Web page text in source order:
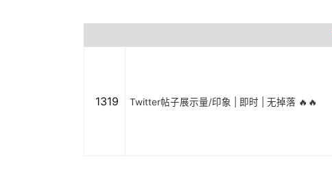
1319 Twitter帖子展示量/印象 | 即时 | 无掉落 🔥🔥